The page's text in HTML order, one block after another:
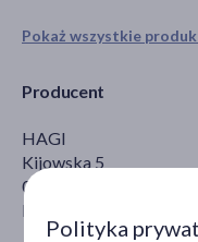
Pokaż wszystkie
Producent
HAGI
Kijowska 5
03-738 Warszawa
biuro@hagi.com.pl
Polityka